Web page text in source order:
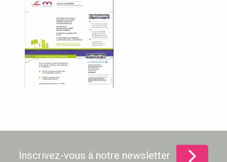
Inscrivez-vous à notre newsletter